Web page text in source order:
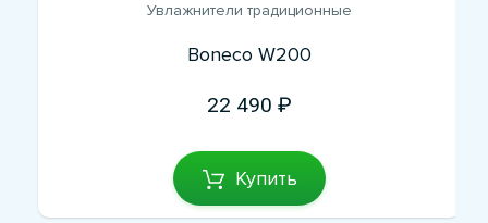
Увлажнители традиционные
Boneco W200
22 490
Купить